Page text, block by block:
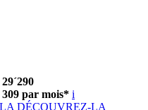
par mois* i
DÉCOUVREZ-LA